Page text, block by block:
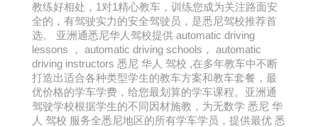
教练好相处，1对1精心教车，训练您成为关注路面安
全的，有驾驶实力的安全驾驶员，是悉尼驾校推荐首
选。 亚洲通悉尼华人驾校提供 automatic driving
lessons ， automatic driving schools， automatic
driving instructors 悉尼 华人 驾校 ,在多年教车中不断
打造出适合各种类型学生的教车方案和教车套餐，最
优价格的学车学费，给您最划算的学车课程。亚洲通
驾驶学校根据学生的不同因材施教，为无数学 悉尼 华
人 驾校 服务全悉尼地区的所有学车学员，提供最优 悉